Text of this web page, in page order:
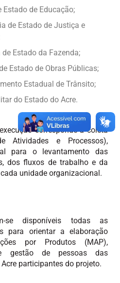
Estado de Educação;
de Estado de Justiça e
Estado da Fazenda;
Estado de Obras Públicas;
Estadual de Trânsito;
do Estado do Acre.
corresponde à coleta
Atividades e Processos),
para o levantamento das
dos fluxos de trabalho e da
unidade organizacional.
se disponíveis todas as
para orientar a elaboração
por Produtos (MAP),
gestão de pessoas das
participantes do projeto.